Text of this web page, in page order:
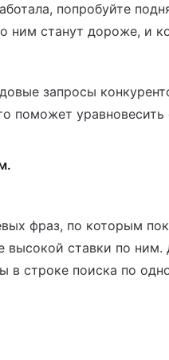
попробуйте
ним станут дороже, и
запросы
поможет уравновесить
фраз, по которым
высокой ставки по ним.
в строке поиска по